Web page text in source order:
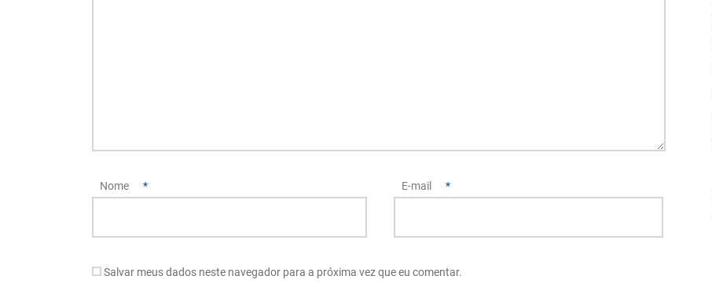
Nome * E-mail *
Salvar meus dados neste navegador para a próxima vez que eu comentar.